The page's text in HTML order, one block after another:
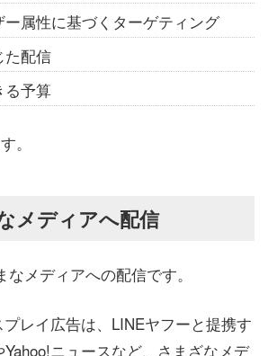
属性に基づくターゲティング
た配信
る予算
。
メディアへ配信
メディアへの配信です。
レイ広告は、LINEヤフーと提携す
Yahoo!ニュースなど、さまざなメデ